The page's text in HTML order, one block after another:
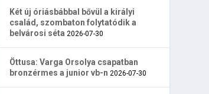
Két új óriásbábbal bővül a királyi
család, szombaton folytatódik a
belvárosi séta 2026-07-30
Öttusa: Varga Orsolya csapatban
bronzérmes a junior vb-n 2026-07-30